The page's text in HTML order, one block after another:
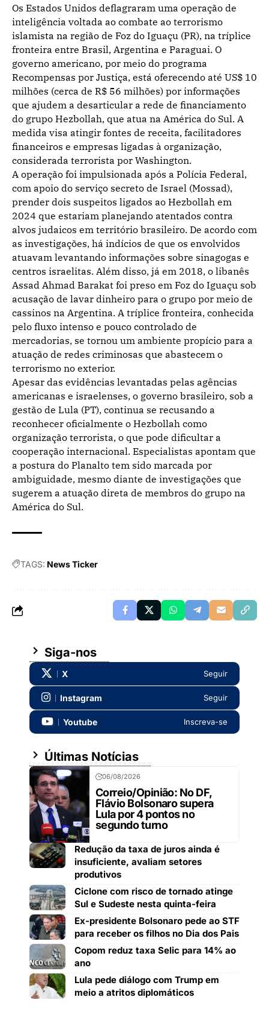
Os Estados Unidos deflagraram uma operação de
inteligência voltada ao combate ao terrorismo
islamista na região de Foz do Iguaçu (PR), na tríplice
fronteira entre Brasil, Argentina e Paraguai. O
governo americano, por meio do programa
Recompensas por Justiça, está oferecendo até US$ 10
milhões (cerca de R$ 56 milhões) por informações
que ajudem a desarticular a rede de financiamento
do grupo Hezbollah, que atua na América do Sul. A
medida visa atingir fontes de receita, facilitadores
financeiros e empresas ligadas à organização,
considerada terrorista por Washington.
A operação foi impulsionada após a Polícia Federal,
com apoio do serviço secreto de Israel (Mossad),
prender dois suspeitos ligados ao Hezbollah em
2024 que estariam planejando atentados contra
alvos judaicos em território brasileiro. De acordo com
as investigações, há indícios de que os envolvidos
atuavam levantando informações sobre sinagogas e
centros israelitas. Além disso, já em 2018, o libanês
Assad Ahmad Barakat foi preso em Foz do Iguaçu sob
acusação de lavar dinheiro para o grupo por meio de
cassinos na Argentina. A tríplice fronteira, conhecida
pelo fluxo intenso e pouco controlado de
mercadorias, se tornou um ambiente propício para a
atuação de redes criminosas que abastecem o
terrorismo no exterior.
Apesar das evidências levantadas pelas agências
americanas e israelenses, o governo brasileiro, sob a
gestão de Lula (PT), continua se recusando a
reconhecer oficialmente o Hezbollah como
organização terrorista, o que pode dificultar a
cooperação internacional. Especialistas apontam que
a postura do Planalto tem sido marcada por
ambiguidade, mesmo diante de investigações que
sugerem a atuação direta de membros do grupo na
América do Sul.
TAGS: News Ticker
Siga-nos
X Seguir
Instagram Seguir
Youtube Inscreva-se
Últimas Notícias
06/08/2026
Correio/Opinião: No DF,
Flávio Bolsonaro supera
Lula por 4 pontos no
segundo turno
Redução da taxa de juros ainda é
insuficiente, avaliam setores
produtivos
Ciclone com risco de tornado atinge
Sul e Sudeste nesta quinta-feira
Ex-presidente Bolsonaro pede ao STF
para receber os filhos no Dia dos Pais
Copom reduz taxa Selic para 14% ao
ano
Lula pede diálogo com Trump em
meio a atritos diplomáticos